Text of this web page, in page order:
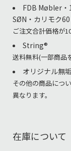
FDB Møbler・
SØN・カリモク
ご注文合計価格が
String®︎
送料無料(一部商品
オリジナル無
その他の商品につ
異なります。
在庫について